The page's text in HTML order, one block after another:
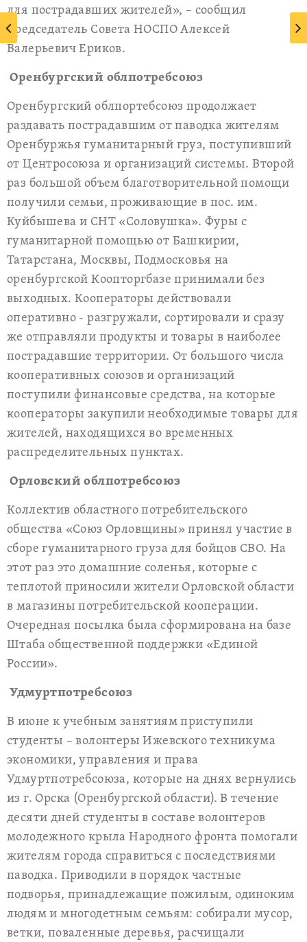
для пострадавших жителей», – сообщил
председатель Совета НОСПО Алексей
Валерьевич Ериков.
Оренбургский облпотребсоюз
Оренбургский облпортебсоюз продолжает
раздавать пострадавшим от паводка жителям
Оренбуржья гуманитарный груз, поступивший
от Центросоюза и организаций системы. Второй
раз большой объем благотворительной помощи
получили семьи, проживающие в пос. им.
Куйбышева и СНТ «Соловушка». Фуры с
гуманитарной помощью от Башкирии,
Татарстана, Москвы, Подмосковья на
оренбургской Коопторгбазе принимали без
выходных. Кооператоры действовали
оперативно - разгружали, сортировали и сразу
же отправляли продукты и товары в наиболее
пострадавшие территории. От большого числа
кооперативных союзов и организаций
поступили финансовые средства, на которые
кооператоры закупили необходимые товары для
жителей, находящихся во временных
распределительных пунктах.
Орловский облпотребсоюз
Коллектив областного потребительского
общества «Союз Орловщины» принял участие в
сборе гуманитарного груза для бойцов СВО. На
этот раз это домашние соленья, которые с
теплотой приносили жители Орловской области
в магазины потребительской кооперации.
Очередная посылка была сформирована на базе
Штаба общественной поддержки «Единой
России».
Удмуртпотребсоюз
В июне к учебным занятиям приступили
студенты – волонтеры Ижевского техникума
экономики, управления и права
Удмуртпотребсоюза, которые на днях вернулись
из г. Орска (Оренбургской области). В течение
десяти дней студенты в составе волонтеров
молодежного крыла Народного фронта помогали
жителям города справиться с последствиями
паводка. Приводили в порядок частные
подворья, принадлежащие пожилым, одиноким
людям и многодетным семьям: собирали мусор,
ветки, поваленные деревья, расчищали